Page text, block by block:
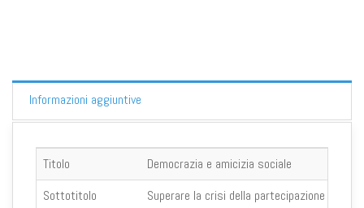
Informazioni aggiuntive
Titolo
Democrazia e amicizia sociale
Sottotitolo
Superare la crisi della partecipazione